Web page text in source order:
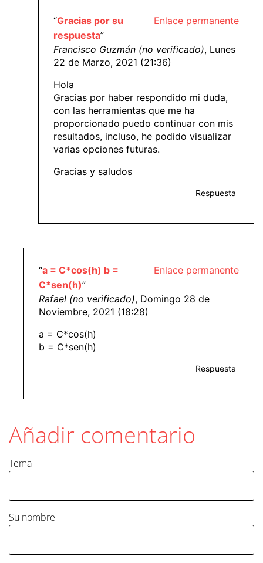
Enlace permanente
“Gracias por su
respuesta”
Francisco Guzmán (no verificado), Lunes
22 de Marzo, 2021 (21:36)
Hola
Gracias por haber respondido mi duda,
con las herramientas que me ha
proporcionado puedo continuar con mis
resultados, incluso, he podido visualizar
varias opciones futuras.
Gracias y saludos
Respuesta
Enlace permanente
“a = C*cos(h) b =
C*sen(h)”
Rafael (no verificado), Domingo 28 de
Noviembre, 2021 (18:28)
a = C*cos(h)
b = C*sen(h)
Respuesta
Añadir comentario
Tema
Su nombre